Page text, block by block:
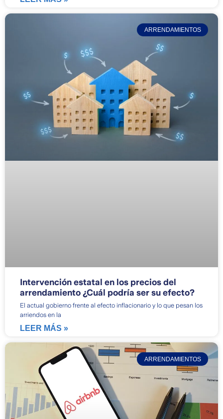
ARRENDAMIENTOS
Intervención estatal en los precios del
arrendamiento ¿Cuál podría ser su efecto?
El actual gobierno frente al efecto inflacionario y lo que pesan los
arriendos en la
LEER MÁS »
ARRENDAMIENTOS